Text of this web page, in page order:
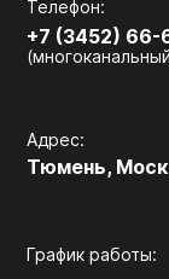
Телефон:
+7 (3452) 66-
Адрес:
Тюмень,
График работы: